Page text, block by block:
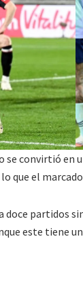
se convirtió
que el
partidos
este tiene